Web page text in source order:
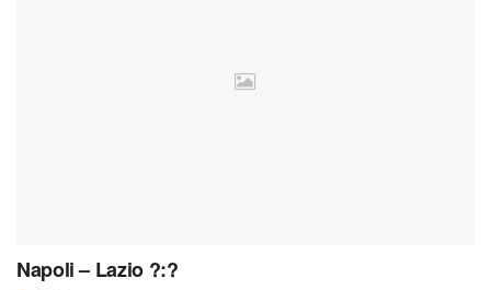
Napoli – Lazio ?:?